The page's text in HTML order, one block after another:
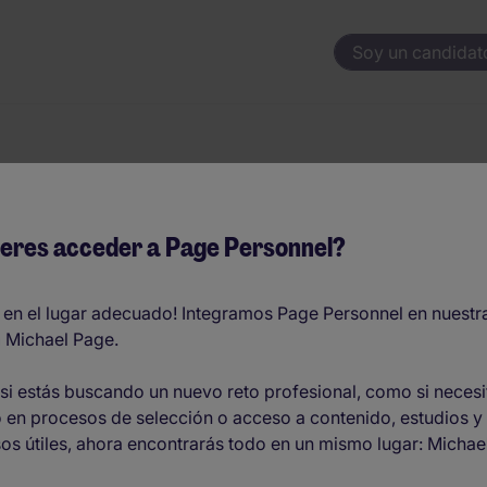
Soy un
- Sector
acceder a Page Personnel?
en el lugar adecuado! Integramos Page Personnel en
Michael Page.
estás buscando un nuevo reto profesional, como si
en procesos de selección o acceso a contenido, estudios y
útiles, ahora encontrarás todo en un mismo lugar: